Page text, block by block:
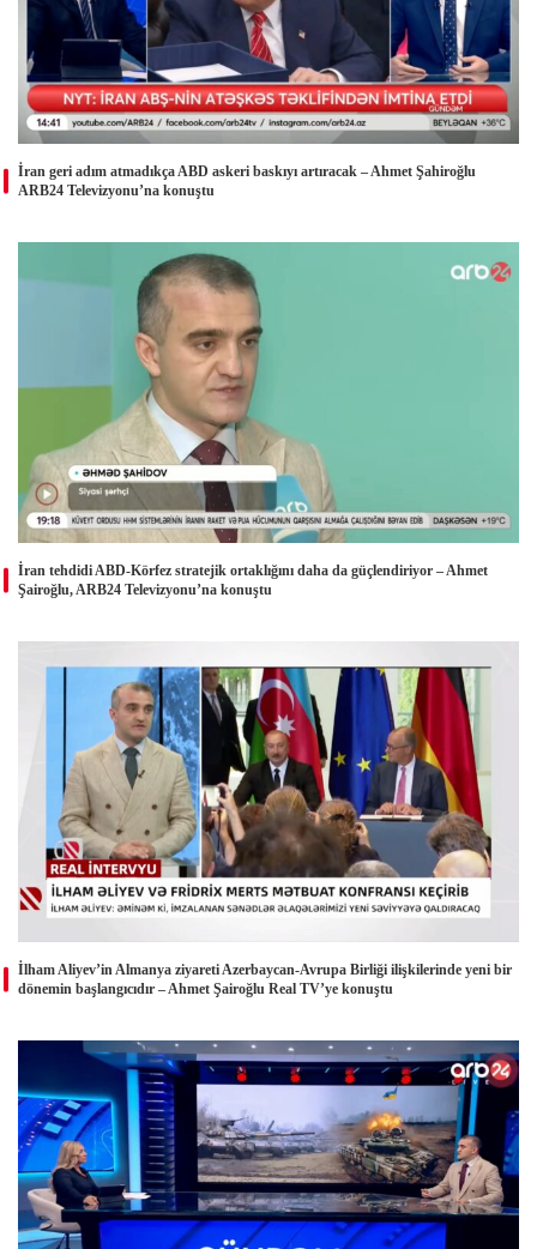
İran geri adım atmadıkça ABD askeri baskıyı artıracak – Ahmet Şahiroğlu
ARB24 Televizyonu’na konuştu
İran tehdidi ABD-Körfez stratejik ortaklığını daha da güçlendiriyor – Ahmet
Şairoğlu, ARB24 Televizyonu’na konuştu
İlham Aliyev’in Almanya ziyareti Azerbaycan-Avrupa Birliği ilişkilerinde yeni bir
dönemin başlangıcıdır – Ahmet Şairoğlu Real TV’ye konuştu